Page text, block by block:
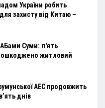
України робить
захисту від Китаю –
Суми: п'ять
житловий
АЕС продовжить
днів